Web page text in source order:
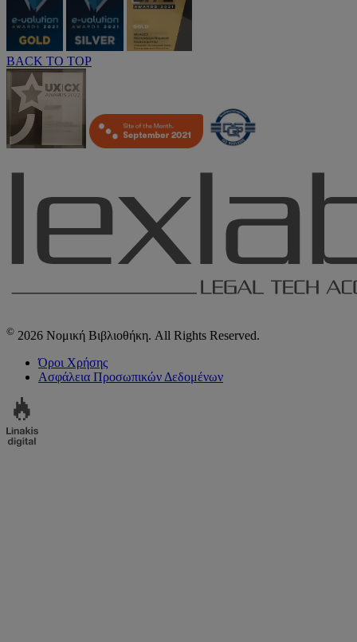
BACK TO TOP
© 2026 Νομική Βιβλιοθήκη. All Rights Reserved.
Όροι Χρήσης
Ασφάλεια Προσωπικών Δεδομένων